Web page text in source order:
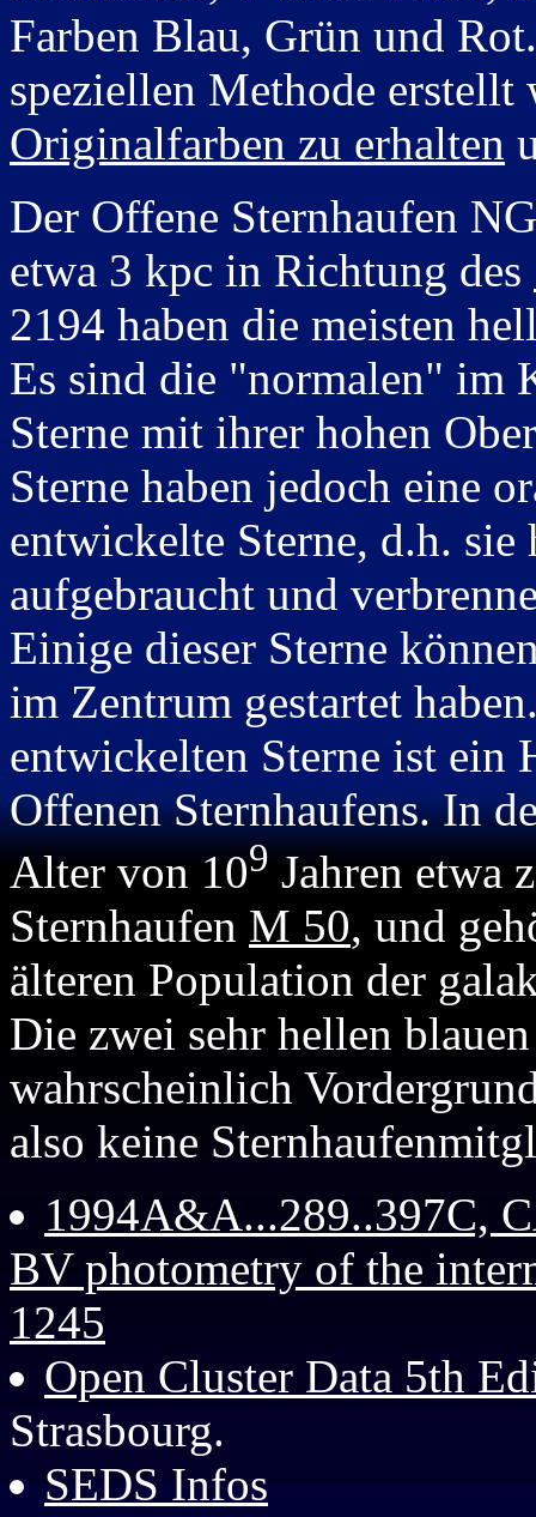
Farben Blau, Grün und
speziellen Methode
Originalfarben zu erhalten
Der Offene Sternhaufen
etwa 3 kpc in Richtung des
2194 haben die meisten
Es sind die "normalen" im
Sterne mit ihrer hohen
Sterne haben jedoch eine
entwickelte Sterne, d.h.
aufgebraucht und
Einige dieser Sterne
im Zentrum gestartet
entwickelten Sterne ist ein
Offenen Sternhaufens. In
Alter von 109 Jahren etwa
Sternhaufen M 50, und
älteren Population der
Die zwei sehr hellen
wahrscheinlich
also keine
1994A&A...289..397C,
BV photometry of the
1245
Open Cluster Data 5th
Strasbourg.
SEDS Infos